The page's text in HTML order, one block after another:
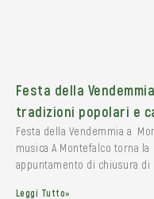
Festa della
tradizioni popolari e
Festa della Vendemmia a
musica A Montefalco torna
appuntamento di chiusura di
Leggi Tutto»